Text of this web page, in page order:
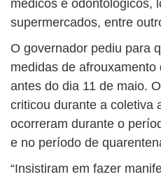
médicos e odontológicos,
supermercados, entre
O governador pediu para
medidas de afrouxamento
antes do dia 11 de maio.
criticou durante a coletiva
ocorreram durante o
e no período de
“Insistiram em fazer